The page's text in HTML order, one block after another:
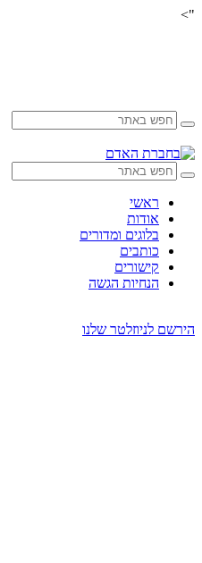
">
Skip
contentראשי
אודות
בלוגים ומדורים
כותבים
קישורים
הנחיות הגשה
הירשם לניוזלטר שלנו